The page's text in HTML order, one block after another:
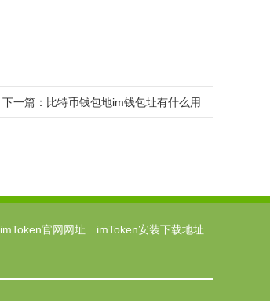
下一篇： 比特币钱包地im钱包址有什么用
imToken官网网址
imToken安装下载地址